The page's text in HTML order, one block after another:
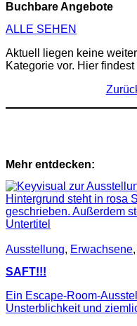
Buchbare Angebote
ALLE SEHEN
Aktuell liegen keine
Kategorie vor. Hier
Mehr entdecken:
Ausstellung, Erwachsene,
SAFT!!!
Ein Escape-Room-
Unsterblichkeit und